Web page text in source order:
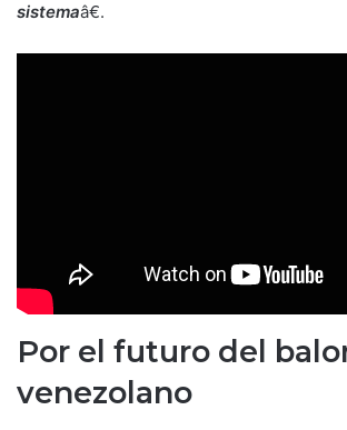
sistemaâ€.
Por el futuro del
venezolano